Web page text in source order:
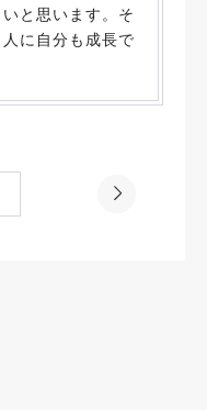
と思います。そ
に自分も成長で